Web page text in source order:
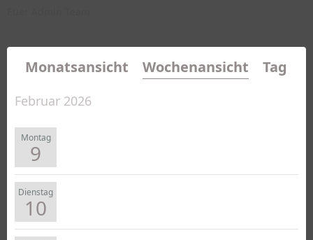
Monatsansicht Wochenansicht
Februar 2026
Montag
9
Dienstag
10